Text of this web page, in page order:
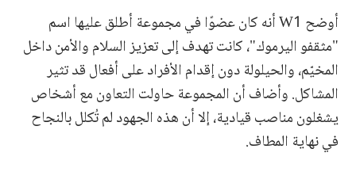
أوضح W1 أنه كان عضوًا في مجموعة أطلق عليها اسم
"مثقفو اليرموك"، كانت تهدف إلى تعزيز السلام والأمن داخل
المخيّم، والحيلولة دون إقدام الأفراد على أفعال قد تثير
المشاكل. وأضاف أن المجموعة حاولت التعاون مع أشخاص
يشغلون مناصب قيادية، إلا أن هذه الجهود لم تُكلل بالنجاح
في نهاية المطاف.